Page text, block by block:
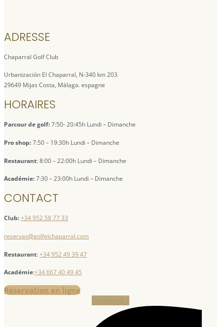
ADRESSE
Chaparral Golf Club
Urbanización El Chaparral, N-340 km 203
29649 Mijas Costa, Málaga. espagne
HORAIRES
Parcour de golf:7:50- 20:45h Lundi – Dimanche
Pro shop:7:50 – 19:30h Lundi – Dimanche
Restaurant: 8:00 – 22:00h Lundi – Dimanche
Académie:7:30 – 23:00h Lundi – Dimanche
CONTACT
Club:+34 952 58 77 33
reservas@golfelchaparral.com
Restaurant:+34 952 49 39 47
Académie:+34 667 40 49 45
Réservation en ligne